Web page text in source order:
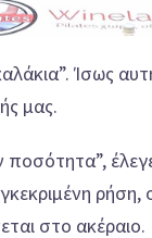
Ίσως
μας.
στο ακέραιο.